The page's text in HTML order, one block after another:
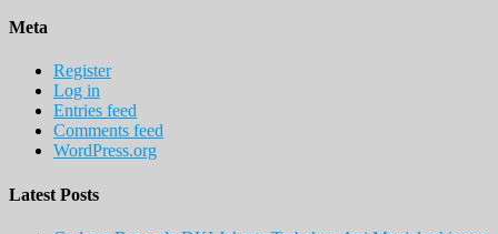
Meta
Register
Log in
Entries feed
Comments feed
WordPress.org
Latest Posts